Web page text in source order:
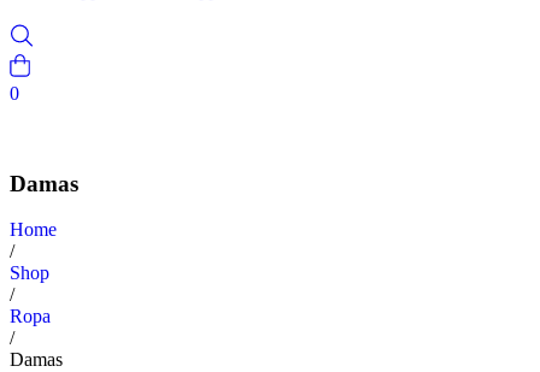
0
Damas
Home
/
Shop
/
Ropa
/
Damas